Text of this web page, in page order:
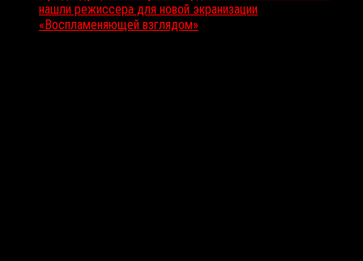
нашли режиссера для новой экранизации
«Воспламеняющей взглядом»